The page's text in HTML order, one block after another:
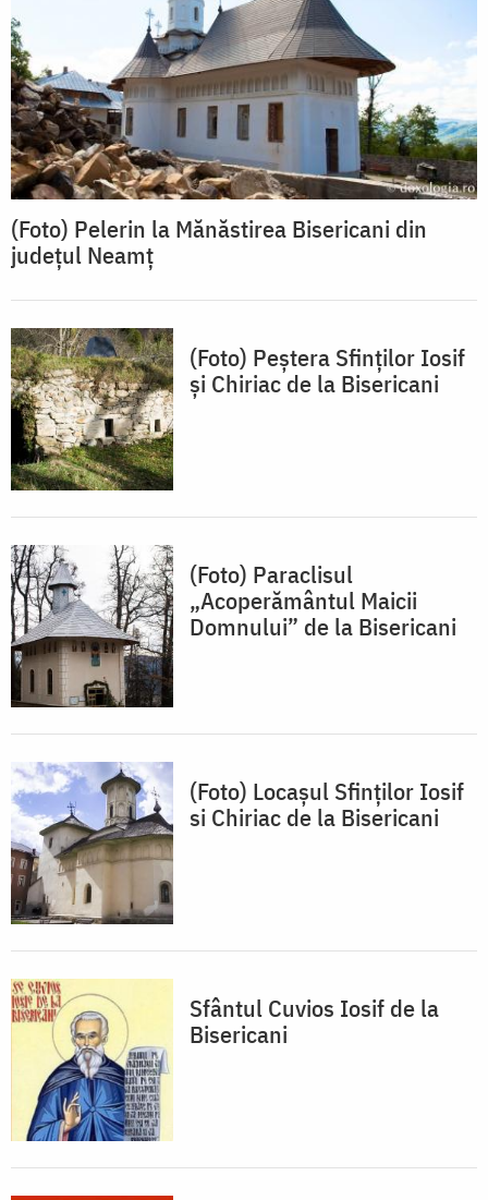
(Foto) Pelerin la Mănăstirea Bisericani din
județul Neamț
(Foto) Peștera Sfinților Iosif
și Chiriac de la Bisericani
(Foto) Paraclisul
„Acoperământul Maicii
Domnului” de la Bisericani
(Foto) Locașul Sfinților Iosif
si Chiriac de la Bisericani
Sfântul Cuvios Iosif de la
Bisericani